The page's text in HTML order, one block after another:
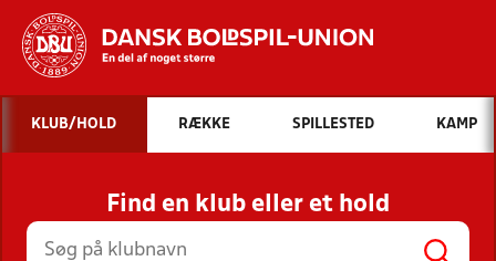
Hvad vil du søge efter?
INDHOLD OG NYHEDER
STILLINGER, RESULTATER, KLUBBER OG
HOLD
KLUB/HOLD RÆKKE SPILLESTED KAMP
Find en klub eller et hold